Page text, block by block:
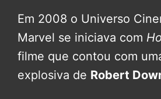
Em 2008 o Universo
Marvel se iniciava com
filme que contou com
explosiva de Robert